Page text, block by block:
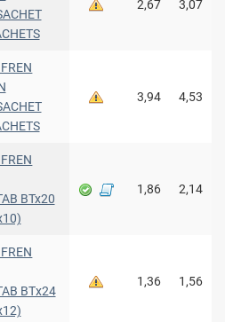
2,67 3,07
3,94 4,53
BTx20
1,86 2,14
ΒΤx24
1,36 1,56